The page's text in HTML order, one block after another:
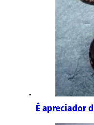
É apreciador